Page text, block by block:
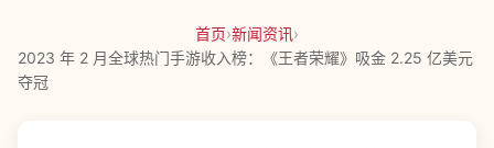
首页›新闻资讯›
2023 年 2 月全球热门手游收入榜：《王者荣耀》吸金 2.25 亿美元
夺冠